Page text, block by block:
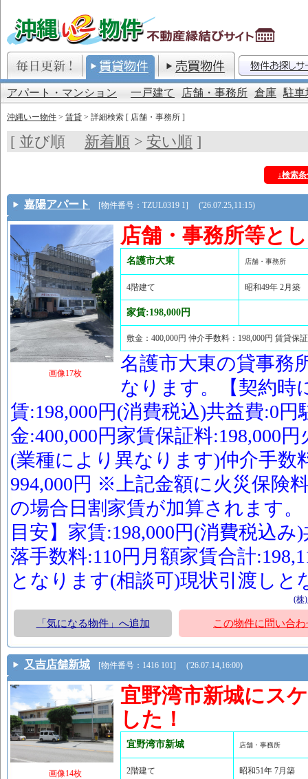
アパート・マンション 一戸建て 店舗・事務所 倉庫 駐車
沖縄いー物件 > 賃貸 > 詳細検索 [ 店舗・事務所 ]
[ 並び順 新着順 > 安い順 ]
↓検索
嘉陽アパート [物件番号：TZUL0319 1] ('26.07.25,11:15)
画像17枚
店舗・事務所等と
名護市大東 店舗・事務所
4階建て 昭和49年 2月築
家賃:198,000円
敷金：400,000円 仲介手数料：198,000円 賃貸
名護市大東の貸事務
なります。【契約時
賃:198,000円(消費税込)共益費:0円
金:400,000円家賃保証料:198,000
(業種により異なります)仲介手数
994,000円 ※上記金額に火災保険
の場合日割家賃が加算されます
目安】家賃:198,000円(消費税込
落手数料:110円月額家賃合計
となります(相談可)現状引渡しと
(株
「気になる物件」へ追加 この物件に問い合わ
又吉店舗新城 [物件番号：1416 101] ('26.07.14,16:00)
画像14枚
宜野湾市新城にス
した！
宜野湾市新城 店舗・事務所
2階建て 昭和51年 7月築